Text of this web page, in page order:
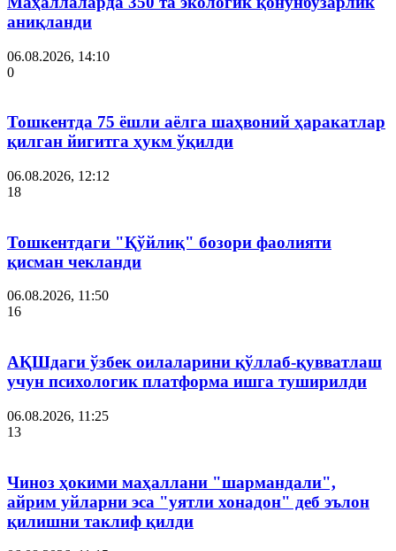
аниқланди
06.08.2026, 14:10
0
Тошкентда 75 ёшли аёлга шаҳвоний ҳаракатлар
қилган йигитга ҳукм ўқилди
06.08.2026, 12:12
18
Тошкентдаги "Қўйлиқ" бозори фаолияти
қисман чекланди
06.08.2026, 11:50
16
АҚШдаги ўзбек оилаларини қўллаб-қувватлаш
учун психологик платформа ишга туширилди
06.08.2026, 11:25
13
Чиноз ҳокими маҳаллани "шармандали",
айрим уйларни эса "уятли хонадон" деб эълон
қилишни таклиф қилди